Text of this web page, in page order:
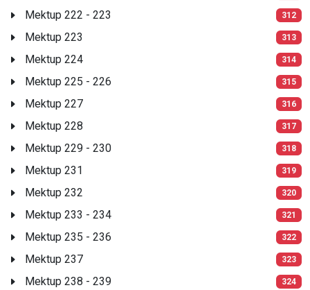
Mektup 222 - 223 312
Mektup 223 313
Mektup 224 314
Mektup 225 - 226 315
Mektup 227 316
Mektup 228 317
Mektup 229 - 230 318
Mektup 231 319
Mektup 232 320
Mektup 233 - 234 321
Mektup 235 - 236 322
Mektup 237 323
Mektup 238 - 239 324